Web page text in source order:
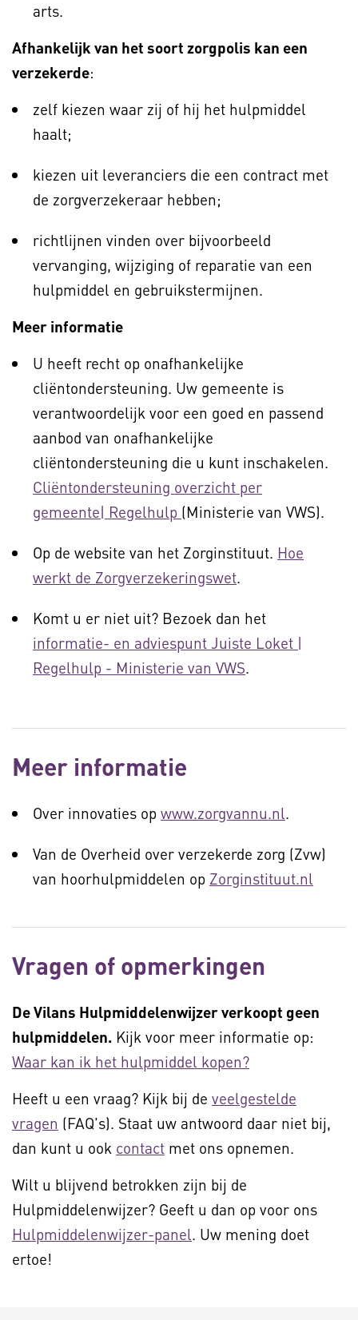
arts.
Afhankelijk van het soort zorgpolis kan een
verzekerde:
zelf kiezen waar zij of hij het hulpmiddel
haalt;
kiezen uit leveranciers die een contract met
de zorgverzekeraar hebben;
richtlijnen vinden over bijvoorbeeld
vervanging, wijziging of reparatie van een
hulpmiddel en gebruikstermijnen.
Meer informatie
U heeft recht op onafhankelijke
cliëntondersteuning. Uw gemeente is
verantwoordelijk voor een goed en passend
aanbod van onafhankelijke
cliëntondersteuning die u kunt inschakelen.
Cliëntondersteuning overzicht per
gemeente| Regelhulp (Ministerie van VWS).
Op de website van het Zorginstituut. Hoe
werkt de Zorgverzekeringswet.
Komt u er niet uit? Bezoek dan het
informatie- en adviespunt Juiste Loket |
Regelhulp - Ministerie van VWS.
Meer informatie
Over innovaties op www.zorgvannu.nl.
Van de Overheid over verzekerde zorg (Zvw)
van hoorhulpmiddelen op Zorginstituut.nl
Vragen of opmerkingen
De Vilans Hulpmiddelenwijzer verkoopt geen
hulpmiddelen. Kijk voor meer informatie op:
Waar kan ik het hulpmiddel kopen?
Heeft u een vraag? Kijk bij de veelgestelde
vragen (FAQ's). Staat uw antwoord daar niet bij,
dan kunt u ook contact met ons opnemen.
Wilt u blijvend betrokken zijn bij de
Hulpmiddelenwijzer? Geeft u dan op voor ons
Hulpmiddelenwijzer-panel. Uw mening doet
ertoe!